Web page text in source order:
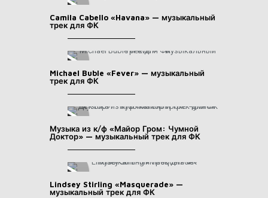
Camila Cabello «Havana» — музыкальный
трек для ФК
Michael Buble «Fever» — музыкальный
трек для ФК
Музыка из к/ф «Майор Гром: Чумной
Доктор» — музыкальный трек для ФК
Lindsey Stirling «Masquerade» —
музыкальный трек для ФК